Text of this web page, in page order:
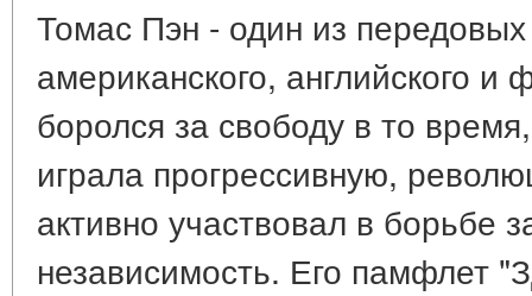
Томас Пэн - один из
американского, английского и
боролся за свободу в то
играла прогрессивную,
активно участвовал в борьбе
независимость. Его памфлет